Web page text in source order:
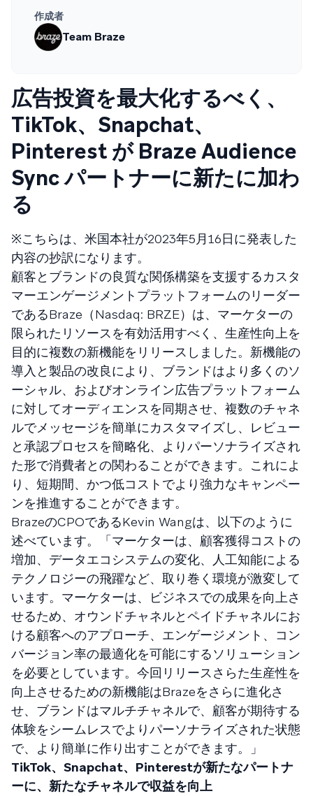
作成者
Team Braze
広告投資を最大化するべく、
TikTok、Snapchat、
Pinterest が Braze Audience
Sync パートナーに新たに加わ
る
※こちらは、米国本社が2023年5月16日に発表した
内容の抄訳になります。
顧客とブランドの良質な関係構築を支援するカスタ
マーエンゲージメントプラットフォームのリーダー
であるBraze（Nasdaq: BRZE）は、マーケターの
限られたリソースを有効活用すべく、生産性向上を
目的に複数の新機能をリリースしました。新機能の
導入と製品の改良により、ブランドはより多くのソ
ーシャル、およびオンライン広告プラットフォーム
に対してオーディエンスを同期させ、複数のチャネ
ルでメッセージを簡単にカスタマイズし、レビュー
と承認プロセスを簡略化、よりパーソナライズされ
た形で消費者との関わることができます。これによ
り、短期間、かつ低コストでより強力なキャンペー
ンを推進することができます。
BrazeのCPOであるKevin Wangは、以下のように
述べています。「マーケターは、顧客獲得コストの
増加、データエコシステムの変化、人工知能による
テクノロジーの飛躍など、取り巻く環境が激変して
います。マーケターは、ビジネスでの成果を向上さ
せるため、オウンドチャネルとペイドチャネルにお
ける顧客へのアプローチ、エンゲージメント、コン
バージョン率の最適化を可能にするソリューション
を必要としています。今回リリースさらた生産性を
向上させるための新機能はBrazeをさらに進化さ
せ、ブランドはマルチチャネルで、顧客が期待する
体験をシームレスでよりパーソナライズされた状態
で、より簡単に作り出すことができます。」
TikTok、Snapchat、Pinterestが新たなパートナ
ーに、新たなチャネルで収益を向上